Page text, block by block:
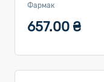
Фармак
657.00 ₴